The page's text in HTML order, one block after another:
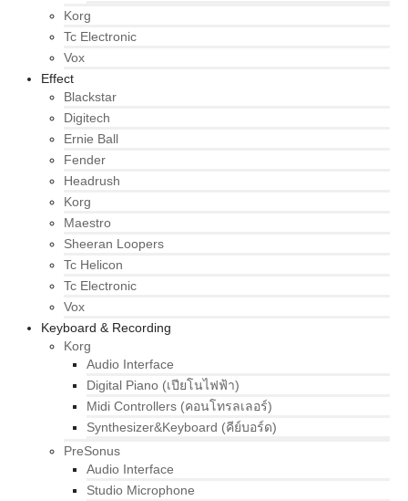
Korg
Tc Electronic
Vox
Effect
Blackstar
Digitech
Ernie Ball
Fender
Headrush
Korg
Maestro
Sheeran Loopers
Tc Helicon
Tc Electronic
Vox
Keyboard & Recording
Korg
Audio Interface
Digital Piano (เปียโนไฟฟ้า)
Midi Controllers (คอนโทรลเลอร์)
Synthesizer&Keyboard (คีย์บอร์ด)
PreSonus
Audio Interface
Studio Microphone